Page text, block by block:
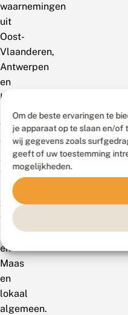
Om de beste ervaringen te
je apparaat op te slaan en/of
wij gegevens zoals
geeft of uw toestemming
mogelijkheden.
waarnemingen
uit
Oost-
Vlaanderen,
Antwerpen
en
Limburg.
Wallonië
vrij
zeldzaam,
wijdverbreid
ten
zuiden
van
Samber
en
Maas
en
lokaal
algemeen.